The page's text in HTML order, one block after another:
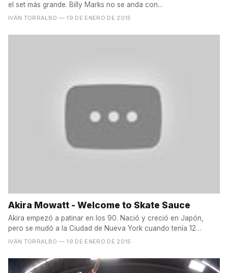
el set más grande. Billy Marks no se anda con...
IVÁN TORRALBO — 19 DE ENERO DE 2015
Akira Mowatt - Welcome to Skate Sauce
Akira empezó a patinar en los 90. Nació y creció en Japón,
pero se mudó a la Ciudad de Nueva York cuando tenía 12
años....
IVÁN TORRALBO — 19 DE ENERO DE 2015